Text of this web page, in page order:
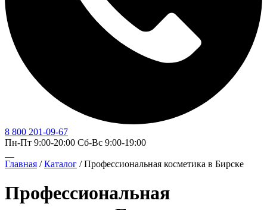
8 800 201-09-67
Пн-Пт 9:00-20:00 Сб-Вс 9:00-19:00
Главная /Каталог /Профессиональная косметика в Бирске
Профессиональная